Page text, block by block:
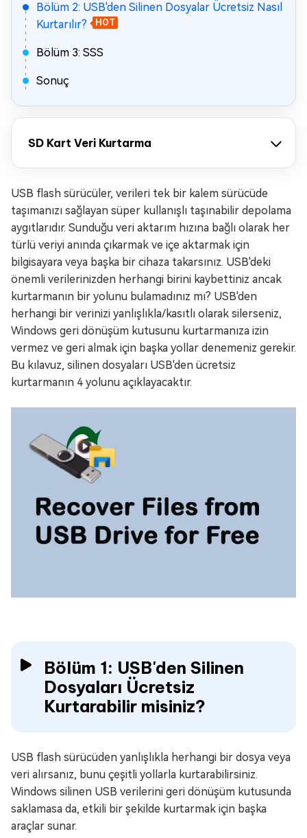
Bölüm 2: USB'den Silinen Dosyalar Ücretsiz Nasıl
Kurtarılır?
HOT
Bölüm 3: SSS
Sonuç
SD Kart Veri Kurtarma
USB flash sürücüler, verileri tek bir kalem sürücüde
taşımanızı sağlayan süper kullanışlı taşınabilir depolama
aygıtlarıdır. Sunduğu veri aktarım hızına bağlı olarak her
türlü veriyi anında çıkarmak ve içe aktarmak için
bilgisayara veya başka bir cihaza takarsınız. USB'deki
önemli verilerinizden herhangi birini kaybettiniz ancak
kurtarmanın bir yolunu bulamadınız mı? USB'den
herhangi bir verinizi yanlışlıkla/kasıtlı olarak silerseniz,
Windows geri dönüşüm kutusunu kurtarmanıza izin
vermez ve geri almak için başka yollar denemeniz gerekir.
Bu kılavuz, silinen dosyaları USB'den ücretsiz
kurtarmanın 4 yolunu açıklayacaktır.
Bölüm 1: USB'den Silinen
Dosyaları Ücretsiz
Kurtarabilir misiniz?
USB flash sürücüden yanlışlıkla herhangi bir dosya veya
veri alırsanız, bunu çeşitli yollarla kurtarabilirsiniz.
Windows silinen USB verilerini geri dönüşüm kutusunda
saklamasa da, etkili bir şekilde kurtarmak için başka
araçlar sunar.